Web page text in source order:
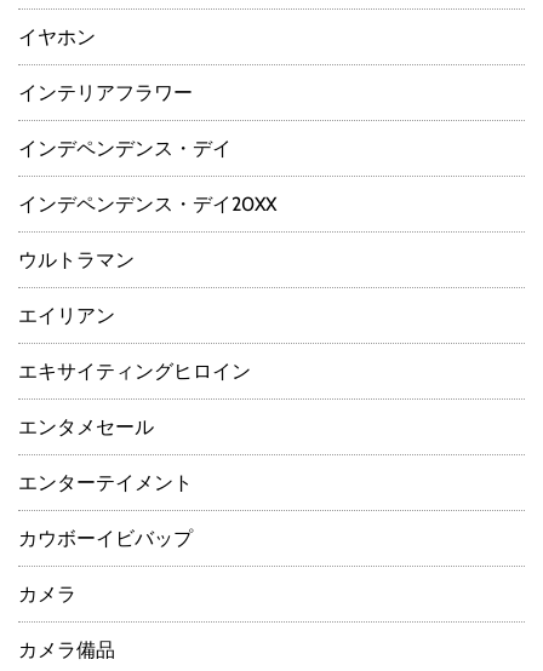
イヤホン
インテリアフラワー
インデペンデンス・デイ
インデペンデンス・デイ20XX
ウルトラマン
エイリアン
エキサイティングヒロイン
エンタメセール
エンターテイメント
カウボーイビバップ
カメラ
カメラ備品